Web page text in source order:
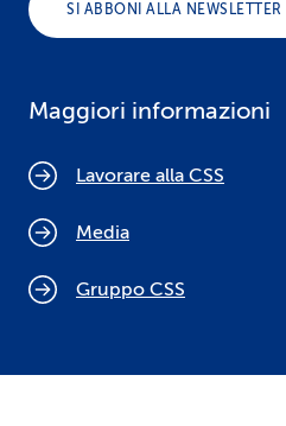
SI ABBONI ALLA NEWSLETTER
Maggiori informazioni
Lavorare alla CSS
Media
Gruppo CSS